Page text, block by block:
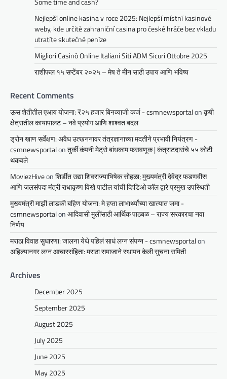
Nejlepší online kasina v roce 2025: Nejlepší místní kasinové
weby, kde určitě zahraniční casina pro české hráče bez vkladu
utratíte skutečné peníze
Migliori Casinò Online Italiani Siti ADM Sicuri Ottobre 2025
राशीफल १५ सप्टेंबर २०२५ – मेष ते मीन साठी उपाय आणि भविष्य
Recent Comments
ऊस शेतीतील एआय योजना: ₹२५ हजार बिनव्याजी कर्ज - csmnewsportalonकृषी
क्षेत्रातील कायापालट – नवे प्रयोग आणि शाश्वत बदल
ड्रोन खाण सर्वेक्षण: अवैध उत्खननावर तंत्रज्ञानाच्या मदतीने प्रभावी नियंत्रण -
csmnewsportalonतुर्की कंपनी मेट्रो बांधकाम फसवणूक | कंत्राटदारांचे ५५ कोटी
थकवले
MoviezHiveonशिर्डीत उद्या शिवराज्याभिषेक सोहळा; मुख्यमंत्री देवेंद्र फडणवीस
आणि जलसंपदा मंत्री राधाकृष्ण विखे पाटील यांची व्हिडिओ कॉल द्वारे प्रमुख उपस्थिती
मुख्यमंत्री माझी लाडकी बहिण योजना: मे हप्ता लाभार्थ्यांच्या खात्यात जमा -
csmnewsportalonआदिवासी मुलींसाठी आर्थिक पाठबळ – राज्य सरकारचा नवा
निर्णय
मराठा विवाह सुधारणा: जालना येथे पहिलं साधं लग्न संपन्न - csmnewsportalon
अहिल्यानगर लग्न आचारसंहिता: मराठा समाजाने स्थापन केली सुचना समिती
Archives
December 2025
September 2025
August 2025
July 2025
June 2025
May 2025